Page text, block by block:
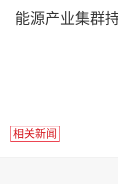
能源产业集群
相关新闻